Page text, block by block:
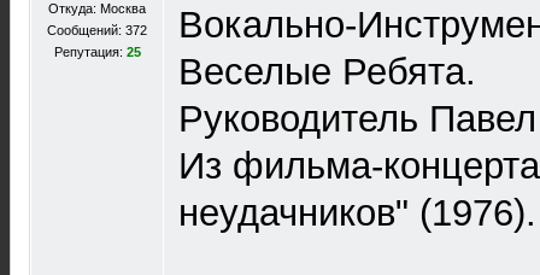
Откуда: Москва
Сообщений: 372
Репутация: 25
Вокально-
Веселые Ребята.
Руководитель
Из фильма-
неудачников" (1976).